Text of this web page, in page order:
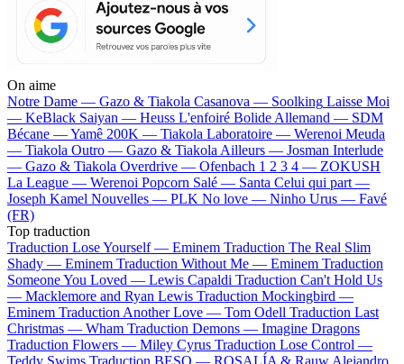
On aime
Notre Dame — Gazo & Tiakola Casanova — Soolking Laisse Moi
— KeBlack Saiyan — Heuss L'enfoiré Bolide Allemand — SDM
Bécane —Yamê 200K — Tiakola Laboratoire — Werenoi Meuda
— Tiakola Outro — Gazo & TiakolaAilleurs — Josman Interlude
— Gazo & Tiakola Overdrive — Ofenbach 1 2 3 4 — ZOKUSH
La League — Werenoi Popcorn Salé — Santa Celui qui part —
Joseph Kamel Nouvelles — PLK No love — Ninho Urus — Favé
(FR)
Top traduction
Traduction Lose Yourself — Eminem Traduction The Real Slim
Shady — Eminem Traduction Without Me — Eminem Traduction
Someone You Loved — Lewis Capaldi Traduction Can't Hold Us
— Macklemore and Ryan Lewis Traduction Mockingbird —
Eminem Traduction Another Love — Tom Odell Traduction Last
Christmas — Wham Traduction Demons — Imagine Dragons
Traduction Flowers — Miley Cyrus Traduction Lose Control —